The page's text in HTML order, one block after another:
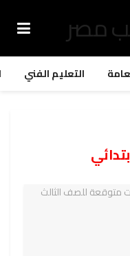
التعليم الفني